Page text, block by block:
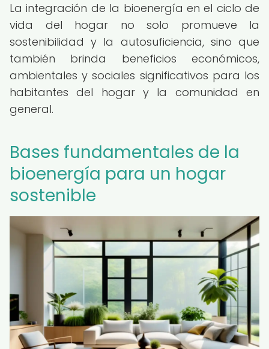
La integración de la bioenergía en el ciclo de
vida del hogar no solo promueve la
sostenibilidad y la autosuficiencia, sino que
también brinda beneficios económicos,
ambientales y sociales significativos para los
habitantes del hogar y la comunidad en
general.
Bases fundamentales de la
bioenergía para un hogar
sostenible